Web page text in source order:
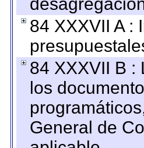
84 XXXVII A :
84 XXXVII B :
los
General de